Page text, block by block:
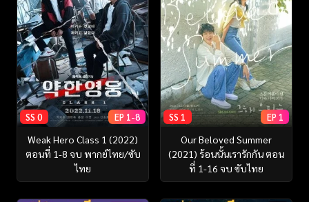
SS 0 EP 1-8
Weak Hero Class 1 (2022)
ตอนที่ 1-8 จบ พากย์ไทย/ซับ
ไทย
SS 1 EP 1
Our Beloved Summer
(2021) ร้อนนั้นเรารักกัน ตอน
ที่ 1-16 จบ ซับไทย